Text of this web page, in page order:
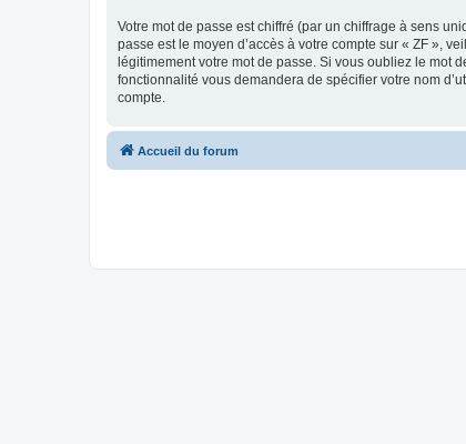
Votre mot de passe est chiffré (par un chiffrage à sens
passe est le moyen d’accès à votre compte sur « ZF »,
légitimement votre mot de passe. Si vous oubliez le mot
fonctionnalité vous demandera de spécifier votre nom
compte.
Accueil du forum